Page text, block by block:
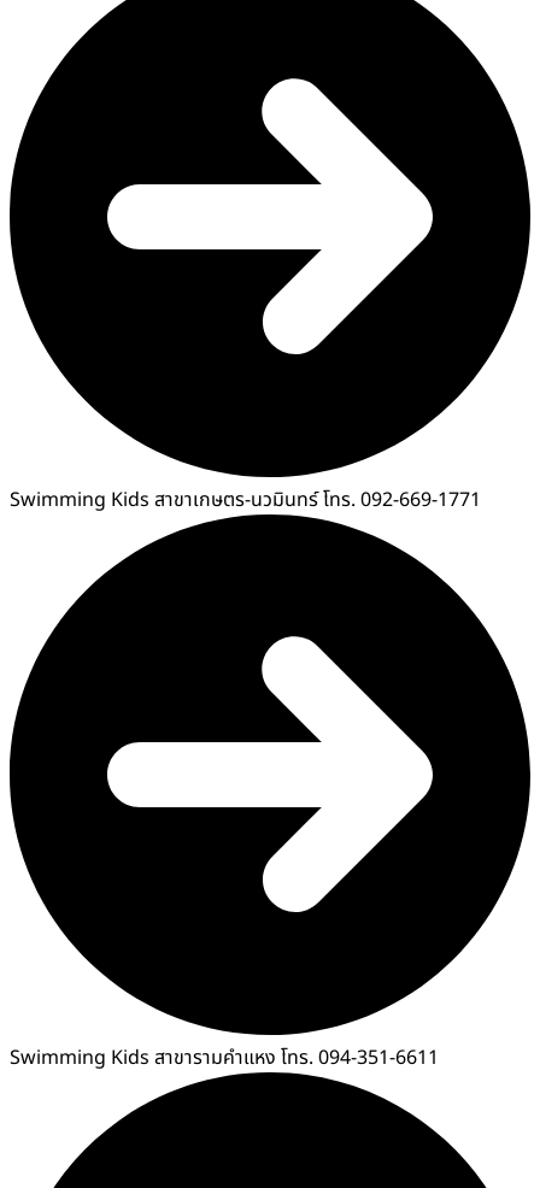
Swimming Kids สาขาเกษตร-นวมินทร์ โทร. 092-669-1771
Swimming Kids สาขารามคำแหง โทร. 094-351-6611